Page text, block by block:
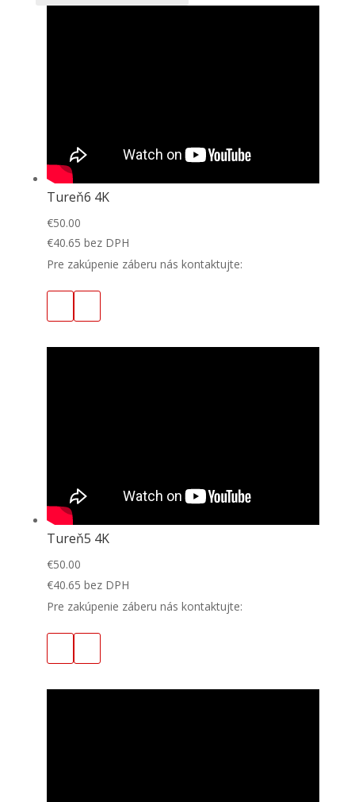
Tureň6 4K
€50.00
€40.65 bez DPH
Pre zakúpenie záberu nás kontaktujte:
Tureň5 4K
€50.00
€40.65 bez DPH
Pre zakúpenie záberu nás kontaktujte: